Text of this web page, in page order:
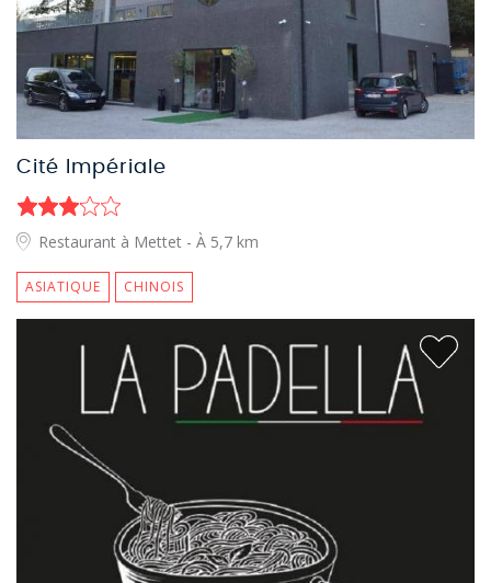
Cité Impériale
Restaurant à Mettet - À 5,7 km
ASIATIQUE CHINOIS